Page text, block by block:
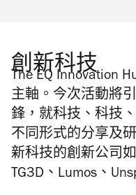
創新科技
The EQ Innovation
主軸。今次活動將
鋒，就科技、科技
不同形式的分享及
新科技的創新公司如
TG3D 、 Lumos 、